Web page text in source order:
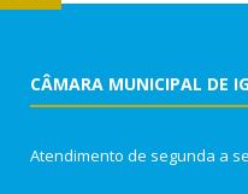
CÂMARA MUNICIPAL DE
Atendimento de segunda a